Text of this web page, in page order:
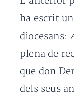
ha escrit
diocesans:
plena de
que don
dels seus